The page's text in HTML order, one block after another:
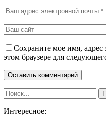
Сохраните мое имя, адрес
этом браузере для
Интересное: